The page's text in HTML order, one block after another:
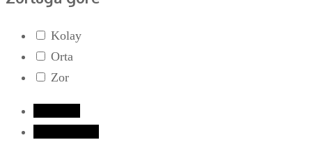
Kolay
Orta
Zor